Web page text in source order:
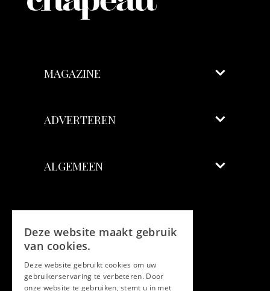
MAGAZINE
ADVERTEREN
ALGEMEEN
Volg ons
Facebook
Twitter
Deze website maakt gebruik
van cookies.
Deze website gebruikt cookies om uw
gebruikerservaring te verbeteren. Door
onze website te gebruiken, stemt u in met